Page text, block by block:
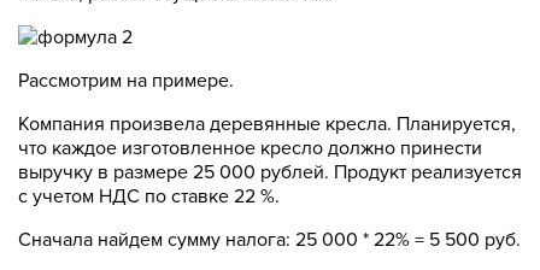
Рассмотрим на примере.
Компания произвела деревянные кресла. Планируется,
что каждое изготовленное кресло должно принести
выручку в размере 25 000 рублей. Продукт реализуется
с учетом НДС по ставке 22 %.
Сначала найдем сумму налога: 25 000 * 22% = 5 500 руб.